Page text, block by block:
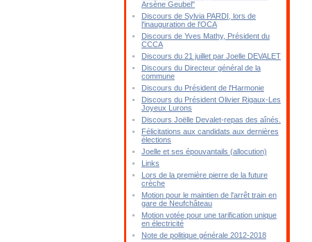
Arsène Geubel"
Discours de Sylvia PARDI, lors de
l'inauguration de l'OCA
Discours de Yves Mathy, Président du
CCCA
Discours du 21 juillet par Joelle DEVALET
Discours du Directeur général de la
commune
Discours du Président de l'Harmonie
Discours du Président Olivier Rigaux-Les
Joyeux Lurons
Discours Joëlle Devalet-repas des aînés.
Félicitations aux candidats aux dernières
élections
Joelle et ses épouvantails (allocution)
Links
Lors de la première pierre de la future
crèche
Motion pour le maintien de l'arrêt train en
gare de Neufchâteau
Motion votée pour une tarification unique
en électricité
Note de politique générale 2012-2018